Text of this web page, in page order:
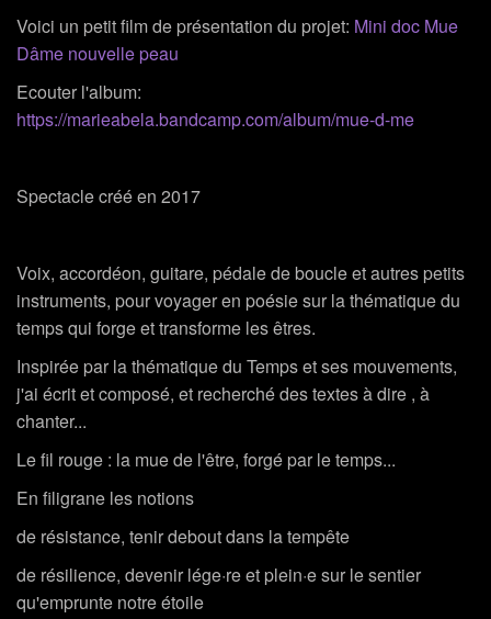
Voici un petit film de présentation du projet: Mini doc Mue
Dâme nouvelle peau
Ecouter l'album:
https://marieabela.bandcamp.com/album/mue-d-me
Spectacle créé en 2017
Voix, accordéon, guitare, pédale de boucle et autres petits
instruments, pour voyager en poésie sur la thématique du
temps qui forge et transforme les êtres.
Inspirée par la thématique du Temps et ses mouvements,
j'ai écrit et composé, et recherché des textes à dire , à
chanter...
Le fil rouge : la mue de l'être, forgé par le temps...
En filigrane les notions
de résistance, tenir debout dans la tempête
de résilience, devenir lége·re et plein·e sur le sentier
qu'emprunte notre étoile